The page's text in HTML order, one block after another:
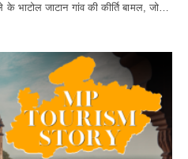
के भाटोल जाटान गांव की कीर्ति बामल, जो…